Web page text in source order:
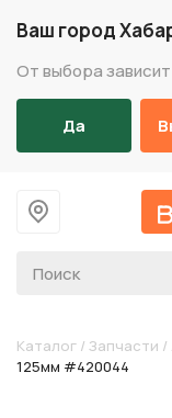
Ваш город
От выбора
Да
Каталог / Запчасти /
125мм #420044